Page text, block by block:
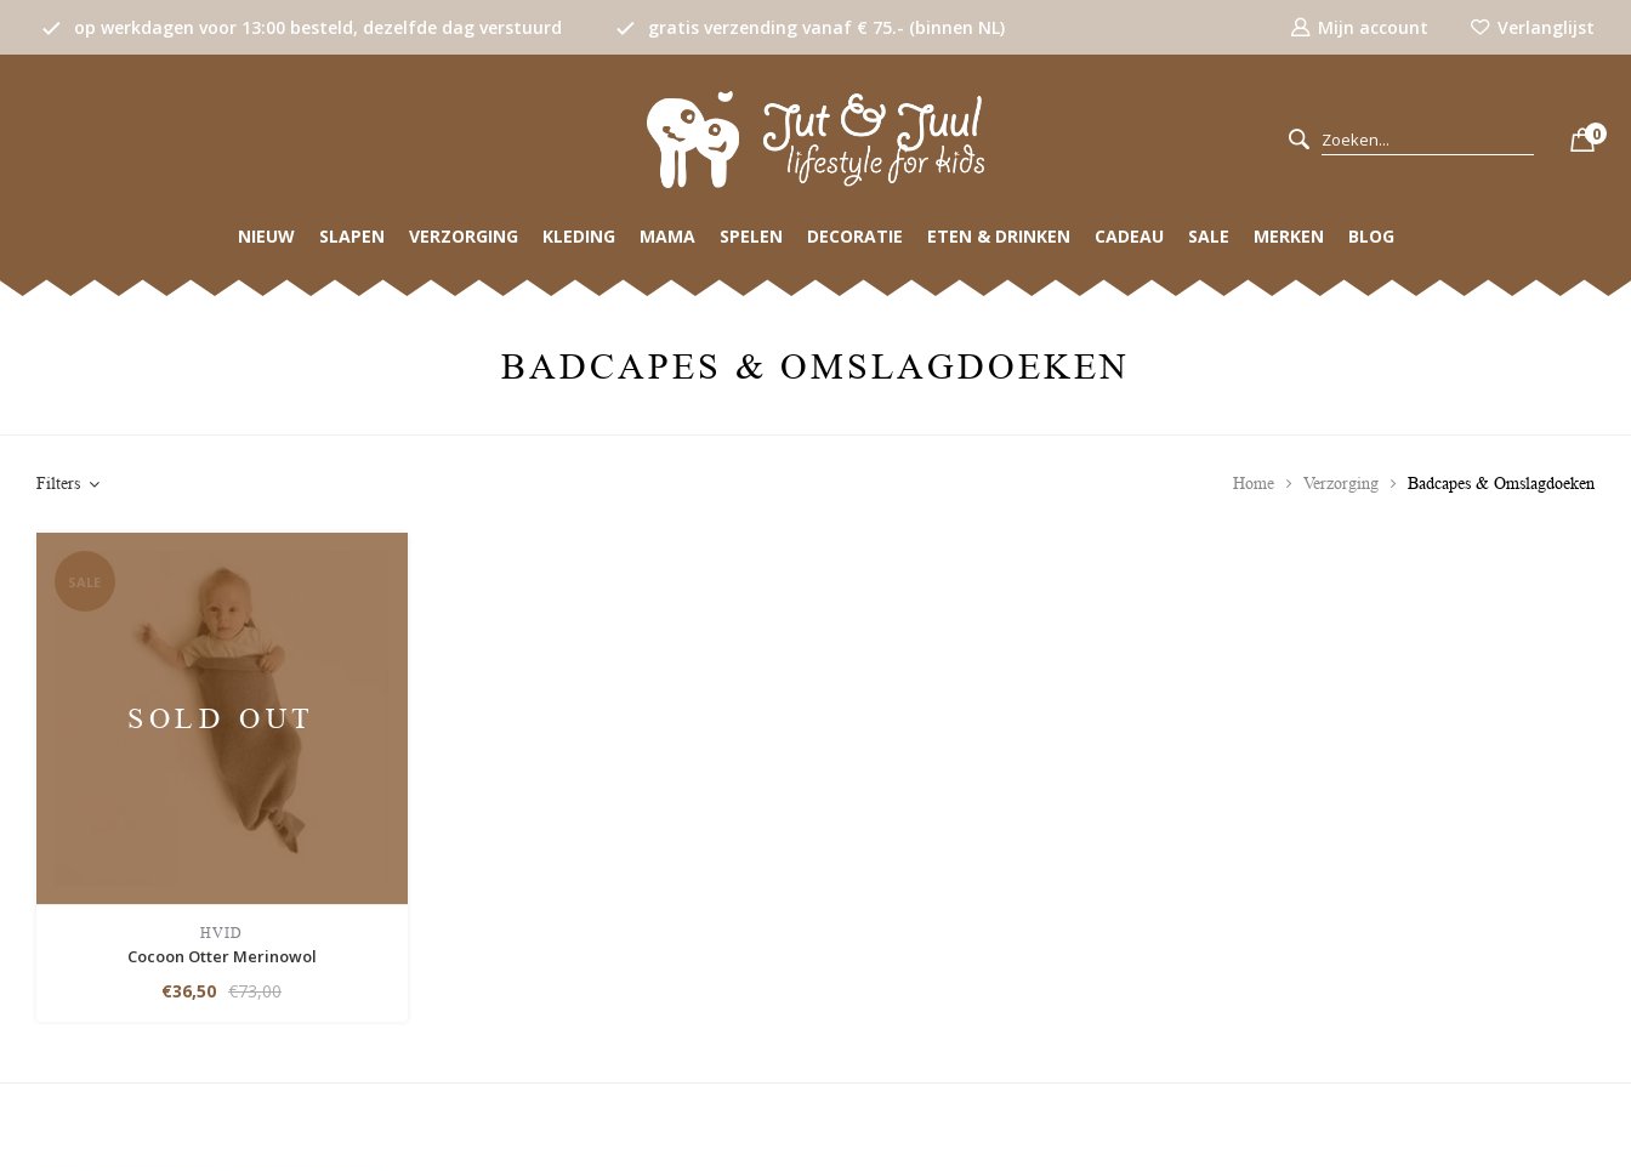
op werkdagen voor 13:00 besteld, dezelfde dag verstuurd gratis verzending vanaf € 75.- (binnen NL) Mijn account Verlanglijst
0
NIEUW SLAPEN VERZORGING KLEDING MAMA SPELEN DECORATIE ETEN & DRINKEN CADEAU SALE MERKEN BLOG
BADCAPES & OMSLAGDOEKEN
Filters Home Verzorging Badcapes & Omslagdoeken
SALE
SOLD OUT
HVID
Cocoon Otter Merinowol
€36,50 €73,00